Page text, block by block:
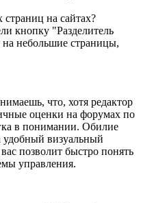
на сайтах?
кнопку "Разделитель
на небольшие страницы,
что, хотя редактор
оценки на форумах по
в понимании. Обилие
удобный визуальный
позволит быстро понять
управления.